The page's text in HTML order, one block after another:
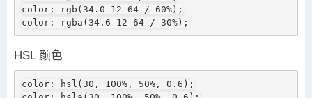
color: rgb(34.0 12 64 / 60%);
color: rgba(34.6 12 64 / 30%);
HSL 颜色
color: hsl(30, 100%, 50%, 0.6);